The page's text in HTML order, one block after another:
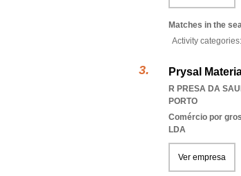
Matches in the
Activity
Prysal
R PRESA DA
PORTO
Comércio por
LDA
Ver empresa